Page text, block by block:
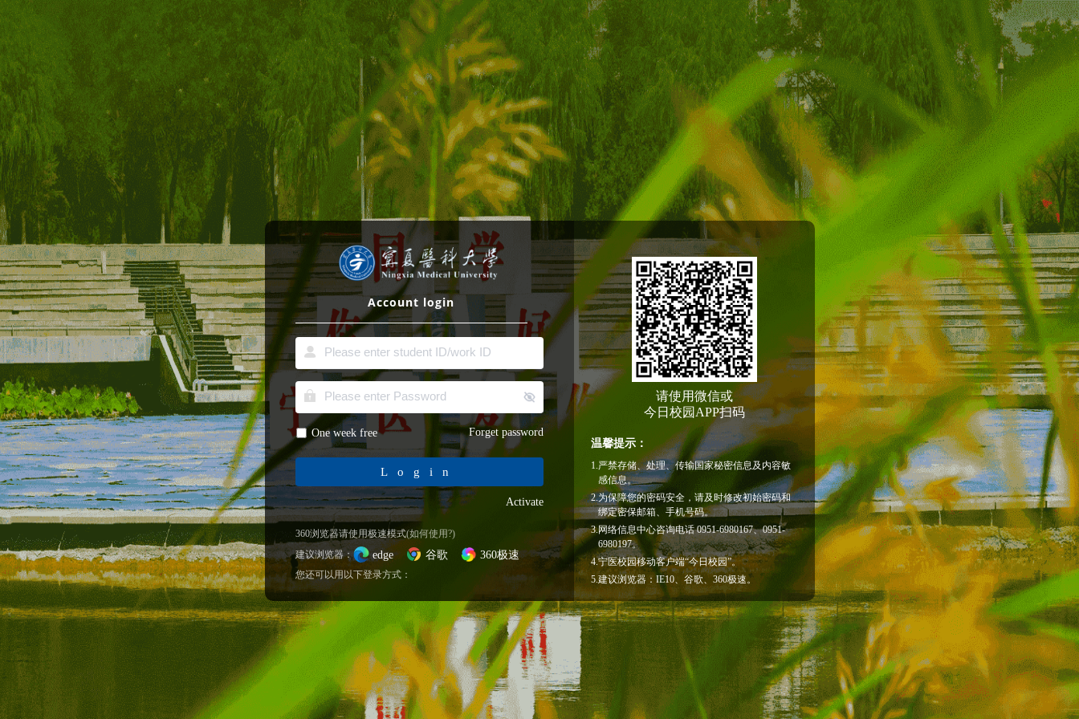
Account login
One week free Forget password
Login
Activate
360浏览器请使用极速模式(如何使用?)
建议浏览器：
edge 谷歌 360极速
您还可以用以下登录方式：
请使用微信或
今日校园APP扫码
温馨提示：
1.严禁存储、处理、传输国家秘密信息及内容敏
感信息。
2.为保障您的密码安全，请及时修改初始密码和
绑定密保邮箱、手机号码。
3.网络信息中心咨询电话 0951-6980167、0951-
6980197。
4.宁医校园移动客户端“今日校园”。
5.建议浏览器：IE10、谷歌、360极速。